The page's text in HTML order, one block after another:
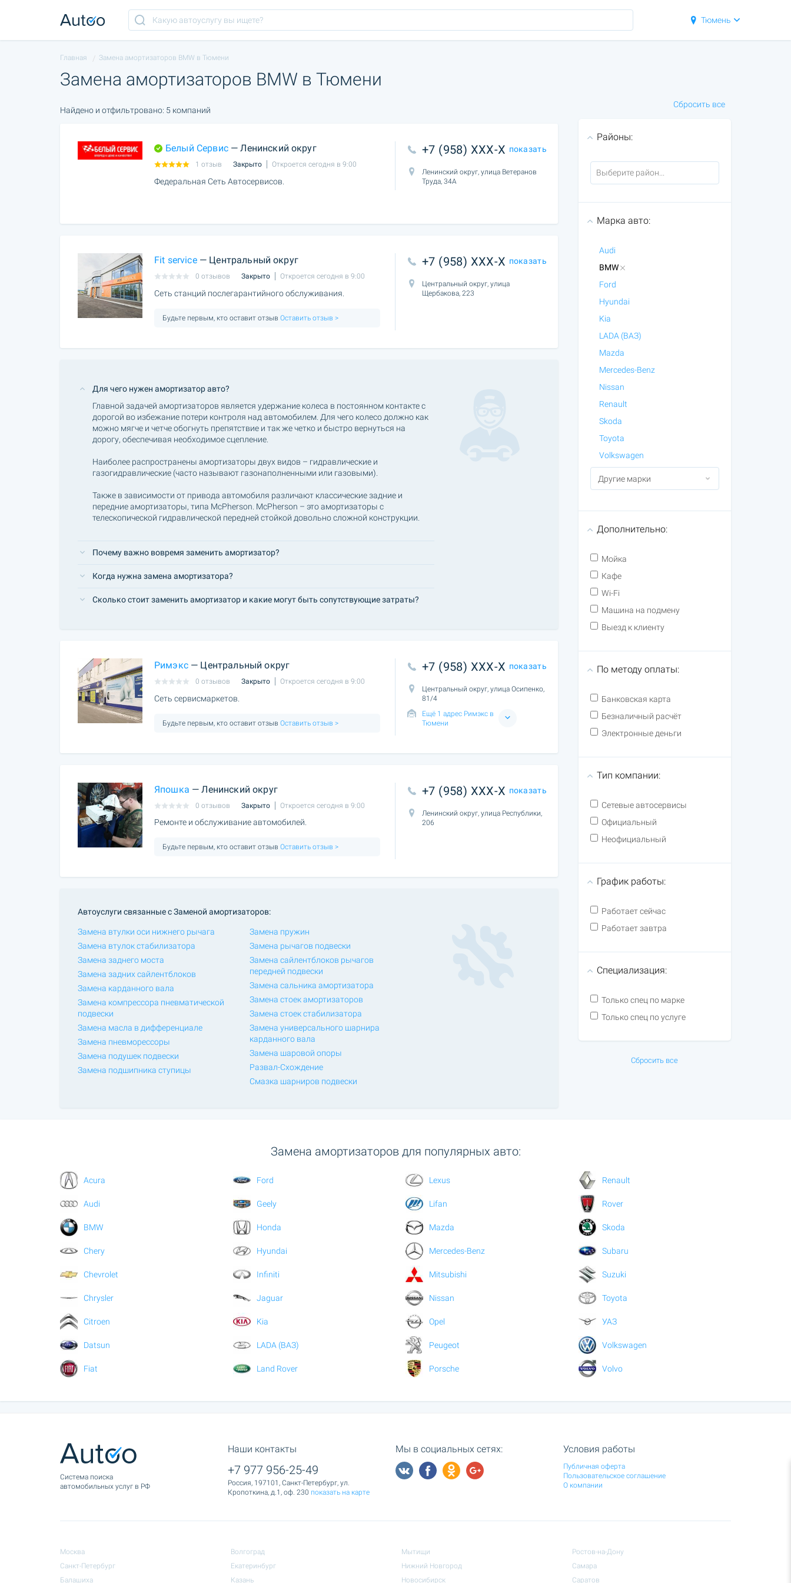
Тюмень
Главная Замена амортизаторов BMW в Тюмени
Замена амортизаторов BMW в Тюмени
Найдено и отфильтровано: 5 компаний
Белый Сервис— Ленинский округ
1 отзыв Закрыто Откроется сегодня в 9:00
Федеральная Сеть Автосервисов.
+7 (958) XXX-X показать
Ленинский округ, улица Ветеранов
Труда, 34А
Fit service— Центральный округ
0 отзывов Закрыто Откроется сегодня в 9:00
Сеть станций послегарантийного обслуживания.
Будьте первым, кто оставит отзыв Оставить отзыв >
+7 (958) XXX-X показать
Центральный округ, улица
Щербакова, 223
Для чего нужен амортизатор авто?
Главной задачей амортизаторов является удержание колеса в постоянном контакте с
дорогой во избежание потери контроля над автомобилем. Для чего колесо должно как
можно мягче и четче обогнуть препятствие и так же четко и быстро вернуться на
дорогу, обеспечивая необходимое сцепление.
Наиболее распространены амортизаторы двух видов – гидравлические и
газогидравлические (часто называют газонаполненными или газовыми).
Также в зависимости от привода автомобиля различают классические задние и
передние амортизаторы, типа McPherson. McPherson – это амортизаторы с
телескопической гидравлической передней стойкой довольно сложной конструкции.
Почему важно вовремя заменить амортизатор?
Когда нужна замена амортизатора?
Сколько стоит заменить амортизатор и какие могут быть сопутствующие затраты?
Римэкс— Центральный округ
0 отзывов Закрыто Откроется сегодня в 9:00
Сеть сервисмаркетов.
Будьте первым, кто оставит отзыв Оставить отзыв >
+7 (958) XXX-X показать
Центральный округ, улица Осипенко,
81/4
Ещё 1 адрес Римэкс в
Тюмени
Япошка — Ленинский округ
0 отзывов Закрыто Откроется сегодня в 9:00
Ремонте и обслуживание автомобилей.
Будьте первым, кто оставит отзыв Оставить отзыв >
+7 (958) XXX-X показать
Ленинский округ, улица Республики,
206
Автоуслуги связанные с Заменой амортизаторов:
Замена втулки оси нижнего рычага
Замена втулок стабилизатора
Замена заднего моста
Замена задних сайлентблоков
Замена карданного вала
Замена компрессора пневматической
подвески
Замена масла в дифференциале
Замена пневморессоры
Замена подушек подвески
Замена подшипника ступицы
Замена пружин
Замена рычагов подвески
Замена сайлентблоков рычагов
передней подвески
Замена сальника амортизатора
Замена стоек амортизаторов
Замена стоек стабилизатора
Замена универсального шарнира
карданного вала
Замена шаровой опоры
Развал-Схождение
Смазка шарниров подвески
Сбросить все
Районы:
Марка авто:
Audi
BMW
Ford
Hyundai
Kia
LADA (ВАЗ)
Mazda
Mercedes-Benz
Nissan
Renault
Skoda
Toyota
Volkswagen
Дополнительно:
Мойка
Кафе
Wi-Fi
Машина на подмену
Выезд к клиенту
По методу оплаты:
Банковская карта
Безналичный расчёт
Электронные деньги
Тип компании:
Сетевые автосервисы
Официальный
Неофициальный
График работы:
Работает сейчас
Работает завтра
Специализация:
Только спец по марке
Только спец по услуге
Сбросить все
Замена амортизаторов для популярных авто:
Acura
Audi
BMW
Chery
Chevrolet
Chrysler
Citroen
Datsun
Fiat
Ford
Geely
Honda
Hyundai
Infiniti
Jaguar
Kia
LADA (ВАЗ)
Land Rover
Lexus
Lifan
Mazda
Mercedes-Benz
Mitsubishi
Nissan
Opel
Peugeot
Porsche
Renault
Rover
Skoda
Subaru
Suzuki
Toyota
УАЗ
Volkswagen
Volvo
Cистема поиска
автомобильных услуг в РФ
Наши контакты
+7 977 956-25-49
Россия, 197101, Санкт-Петербург, ул.
Кропоткина, д.1, оф. 230 показать на карте
Мы в социальных сетях: Условия работы
Публичная оферта
Пользовательское соглашение
О компании
Москва
Санкт-Петербург
Балашиха
Волгоград
Екатеринбург
Казань
Мытищи
Нижний Новгород
Новосибирск
Ростов-на-Дону
Самара
Саратов